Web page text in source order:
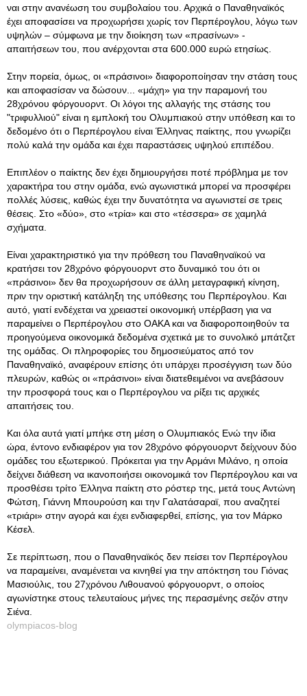
ναι στην ανανέωση του συμβολαίου του. Αρχικά ο Παναθηναϊκός
έχει αποφασίσει να προχωρήσει χωρίς τον Περπέρογλου, λόγω των
υψηλών – σύμφωνα με την διοίκηση των «πρασίνων» -
απαιτήσεων του, που ανέρχονται στα 600.000 ευρώ ετησίως.
Στην πορεία, όμως, οι «πράσινοι» διαφοροποίησαν την στάση τους
και αποφασίσαν να δώσουν... «μάχη» για την παραμονή του
28χρόνου φόργουορντ. Οι λόγοι της αλλαγής της στάσης του
"τριφυλλιού" είναι η εμπλοκή του Ολυμπιακού στην υπόθεση και το
δεδομένο ότι ο Περπέρογλου είναι Έλληνας παίκτης, που γνωρίζει
πολύ καλά την ομάδα και έχει παραστάσεις υψηλού επιπέδου.
Επιπλέον ο παίκτης δεν έχει δημιουργήσει ποτέ πρόβλημα με τον
χαρακτήρα του στην ομάδα, ενώ αγωνιστικά μπορεί να προσφέρει
πολλές λύσεις, καθώς έχει την δυνατότητα να αγωνιστεί σε τρεις
θέσεις. Στο «δύο», στο «τρία» και στο «τέσσερα» σε χαμηλά
σχήματα.
Είναι χαρακτηριστικό για την πρόθεση του Παναθηναϊκού να
κρατήσει τον 28χρόνο φόργουορντ στο δυναμικό του ότι οι
«πράσινοι» δεν θα προχωρήσουν σε άλλη μεταγραφική κίνηση,
πριν την οριστική κατάληξη της υπόθεσης του Περπέρογλου. Και
αυτό, γιατί ενδέχεται να χρειαστεί οικονομική υπέρβαση για να
παραμείνει ο Περπέρογλου στο ΟΑΚΑ και να διαφοροποιηθούν τα
προηγούμενα οικονομικά δεδομένα σχετικά με το συνολικό μπάτζετ
της ομάδας. Οι πληροφορίες του δημοσιεύματος από τον
Παναθηναϊκό, αναφέρουν επίσης ότι υπάρχει προσέγγιση των δύο
πλευρών, καθώς οι «πράσινοι» είναι διατεθειμένοι να ανεβάσουν
την προσφορά τους και ο Περπέρογλου να ρίξει τις αρχικές
απαιτήσεις του.
Και όλα αυτά γιατί μπήκε στη μέση ο Ολυμπιακός Ενώ την ίδια
ώρα, έντονο ενδιαφέρον για τον 28χρόνο φόργουορντ δείχνουν δύο
ομάδες του εξωτερικού. Πρόκειται για την Αρμάνι Μιλάνο, η οποία
δείχνει διάθεση να ικανοποιήσει οικονομικά τον Περπέρογλου και να
προσθέσει τρίτο Έλληνα παίκτη στο ρόστερ της, μετά τους Αντώνη
Φώτση, Γιάννη Μπουρούση και την Γαλατάσαραϊ, που αναζητεί
«τριάρι» στην αγορά και έχει ενδιαφερθεί, επίσης, για τον Μάρκο
Κέσελ.
Σε περίπτωση, που ο Παναθηναϊκός δεν πείσει τον Περπέρογλου
να παραμείνει, αναμένεται να κινηθεί για την απόκτηση του Γιόνας
Μασιούλις, του 27χρόνου Λιθουανού φόργουορντ, ο οποίος
αγωνίστηκε στους τελευταίους μήνες της περασμένης σεζόν στην
Σιένα.
olympiacos-blog